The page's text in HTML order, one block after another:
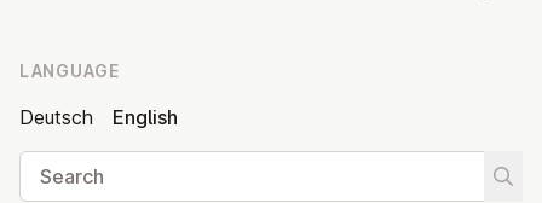
LANGUAGE
Deutsch
English
Search